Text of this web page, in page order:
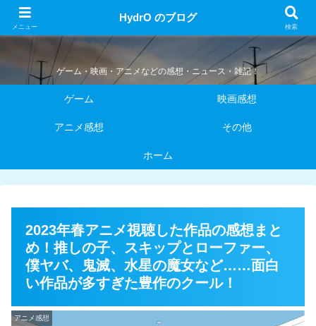
HydrO のブログ
ゲーム・映画・アニメなどの感想・ニュース・雑記！
ゲーム 映画感想
アニメ感想 その他
ホーム
2023年春アニメ視聴した作品の感想まと
め！推しの子、スキップとローファー、
僕ヤバ、鬼滅、水星の魔女など……面白
い作品が多すぎた豊作のクール！
アニメ感想
メニュー
HydrO のブログ
検索